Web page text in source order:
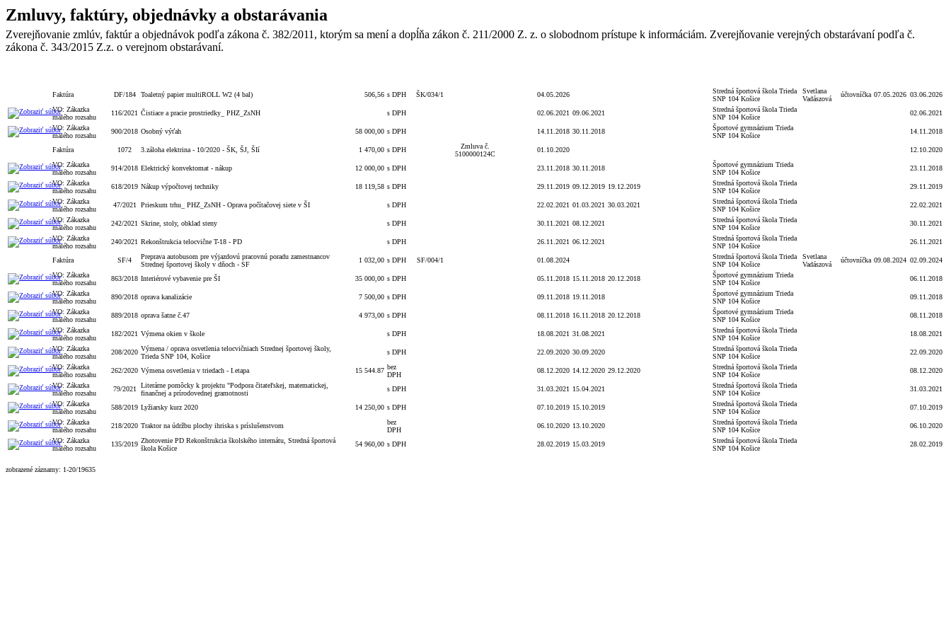
Zmluvy, faktúry, objednávky a obstarávania
Zverejňovanie zmlúv, faktúr a objednávok podľa zákona č. 382/2011, ktorým sa mení a dopĺňa zákon č. 211/2000 Z. z. o slobodnom prístupe k informáciám. Zverejňovanie verejných obstarávaní podľa č.
zákona č. 343/2015 Z.z. o verejnom obstarávaní.
Faktúra
DF/184 Toaletný papier multiROLL W2 (4 bal) 506,56 s DPH ŠK/034/1 04.05.2026
Stredná športová škola Trieda
SNP 104 Košice
Svetlana
Vadászová
účtovníčka 07.05.2026 03.06.2026
VO: Zákazka
malého rozsahu
116/2021 Čistiace a pracie prostriedky_ PHZ_ZsNH s DPH 02.06.2021 09.06.2021
Stredná športová škola Trieda
SNP 104 Košice
02.06.2021
VO: Zákazka
malého rozsahu
900/2018 Osobný výťah 58 000,00 s DPH 14.11.2018 30.11.2018
Športové gymnázium Trieda
SNP 104 Košice
14.11.2018
Faktúra 1072 3.záloha elektrina - 10/2020 - ŠK, ŠJ, ŠIí 1 470,00 s DPH
Zmluva č.
5100000124C
01.10.2020
12.10.2020
VO: Zákazka
malého rozsahu
914/2018 Elektrický konvektomat - nákup 12 000,00 s DPH 23.11.2018 30.11.2018
Športové gymnázium Trieda
SNP 104 Košice
23.11.2018
VO: Zákazka
malého rozsahu
618/2019 Nákup výpočtovej techniky 18 119,58 s DPH 29.11.2019 09.12.2019 19.12.2019
Stredná športová škola Trieda
SNP 104 Košice
29.11.2019
VO: Zákazka
malého rozsahu
47/2021 Prieskum trhu_ PHZ_ZsNH - Oprava počítačovej siete v ŠI s DPH 22.02.2021 01.03.2021 30.03.2021
Stredná športová škola Trieda
SNP 104 Košice
22.02.2021
VO: Zákazka
malého rozsahu
242/2021 Skrine, stoly, obklad steny s DPH 30.11.2021 08.12.2021
Stredná športová škola Trieda
SNP 104 Košice
30.11.2021
VO: Zákazka
malého rozsahu
240/2021 Rekonštrukcia telocvične T-18 - PD s DPH 26.11.2021 06.12.2021
Stredná športová škola Trieda
SNP 104 Košice
26.11.2021
Faktúra SF/4
Preprava autobusom pre výjazdovú pracovnú poradu zamestnancov
Strednej športovej školy v dňoch - SF
1 032,00 s DPH SF/004/1 01.08.2024
Stredná športová škola Trieda
SNP 104 Košice
Svetlana
Vadászová
účtovníčka 09.08.2024 02.09.2024
VO: Zákazka
malého rozsahu
863/2018 Interiérové vybavenie pre ŠI 35 000,00 s DPH 05.11.2018 15.11.2018 20.12.2018
Športové gymnázium Trieda
SNP 104 Košice
06.11.2018
VO: Zákazka
malého rozsahu
890/2018 oprava kanalizácie 7 500,00 s DPH 09.11.2018 19.11.2018
Športové gymnázium Trieda
SNP 104 Košice
09.11.2018
VO: Zákazka
malého rozsahu
889/2018 oprava šatne č.47 4 973,00 s DPH 08.11.2018 16.11.2018 20.12.2018
Športové gymnázium Trieda
SNP 104 Košice
08.11.2018
VO: Zákazka
malého rozsahu
182/2021 Výmena okien v škole s DPH 18.08.2021 31.08.2021
Stredná športová škola Trieda
SNP 104 Košice
18.08.2021
VO: Zákazka
malého rozsahu
208/2020 Výmena / oprava osvetlenia telocvičniach Strednej športovej školy,
Trieda SNP 104, Košice
s DPH 22.09.2020 30.09.2020
Stredná športová škola Trieda
SNP 104 Košice
22.09.2020
VO: Zákazka
malého rozsahu
262/2020 Výmena osvetlenia v triedach - I.etapa 15 544.87 bez
DPH
08.12.2020 14.12.2020 29.12.2020
Stredná športová škola Trieda
SNP 104 Košice
08.12.2020
VO: Zákazka
malého rozsahu
79/2021
Literárne pomôcky k projektu "Podpora čitateľskej, matematickej,
finančnej a prírodovednej gramotnosti
s DPH 31.03.2021 15.04.2021
Stredná športová škola Trieda
SNP 104 Košice
31.03.2021
VO: Zákazka
malého rozsahu
588/2019 Lyžiarsky kurz 2020 14 250,00 s DPH 07.10.2019 15.10.2019
Stredná športová škola Trieda
SNP 104 Košice
07.10.2019
VO: Zákazka
malého rozsahu
218/2020 Traktor na údržbu plochy ihriska s príslušenstvom
bez
DPH
06.10.2020 13.10.2020
Stredná športová škola Trieda
SNP 104 Košice
06.10.2020
VO: Zákazka
malého rozsahu
135/2019 Zhotovenie PD Rekonštrukcia školského internátu, Stredná športová
škola Košice
54 960,00 s DPH 28.02.2019 15.03.2019
Stredná športová škola Trieda
SNP 104 Košice
28.02.2019
zobrazené záznamy: 1-20/19635